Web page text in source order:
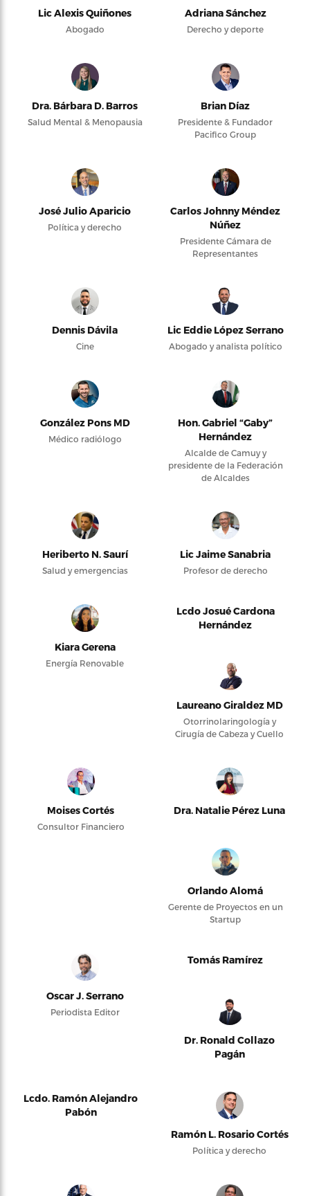
Lic Alexis Quiñones
Abogado
Adriana Sánchez
Derecho y deporte
Dra. Bárbara D. Barros
Salud Mental & Menopausia
Brian Díaz
Presidente & Fundador
Pacifico Group
José Julio Aparicio
Política y derecho
Carlos Johnny Méndez
Núñez
Presidente Cámara de
Representantes
Dennis Dávila
Cine
Lic Eddie López Serrano
Abogado y analista político
González Pons MD
Médico radiólogo
Hon. Gabriel “Gaby”
Hernández
Alcalde de Camuy y
presidente de la Federación
de Alcaldes
Heriberto N. Saurí
Salud y emergencias
Lic Jaime Sanabria
Profesor de derecho
Kiara Gerena
Energía Renovable
Lcdo Josué Cardona
Hernández
Laureano Giraldez MD
Otorrinolaringología y
Cirugía de Cabeza y Cuello
Moises Cortés
Consultor Financiero
Dra. Natalie Pérez Luna
Orlando Alomá
Gerente de Proyectos en un
Startup
Oscar J. Serrano
Periodista Editor
Tomás Ramírez
Dr. Ronald Collazo
Pagán
Lcdo. Ramón Alejandro
Pabón
Ramón L. Rosario Cortés
Política y derecho